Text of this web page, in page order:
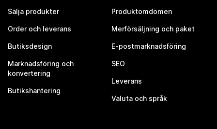
Sälja produkter
Order och leverans
Butiksdesign
Marknadsföring och
konvertering
Butikshantering
Produktomdömen
Merförsäljning och paket
E-postmarknadsföring
SEO
Leverans
Valuta och språk